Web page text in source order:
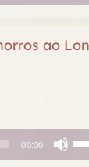
ou
o
ou
ao
00:00